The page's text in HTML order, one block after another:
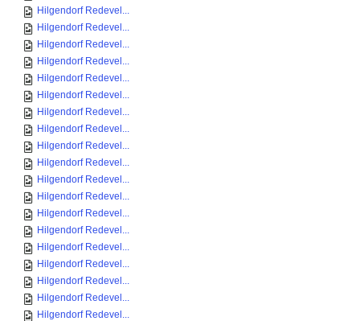
Hilgendorf Redevel...
Hilgendorf Redevel...
Hilgendorf Redevel...
Hilgendorf Redevel...
Hilgendorf Redevel...
Hilgendorf Redevel...
Hilgendorf Redevel...
Hilgendorf Redevel...
Hilgendorf Redevel...
Hilgendorf Redevel...
Hilgendorf Redevel...
Hilgendorf Redevel...
Hilgendorf Redevel...
Hilgendorf Redevel...
Hilgendorf Redevel...
Hilgendorf Redevel...
Hilgendorf Redevel...
Hilgendorf Redevel...
Hilgendorf Redevel...